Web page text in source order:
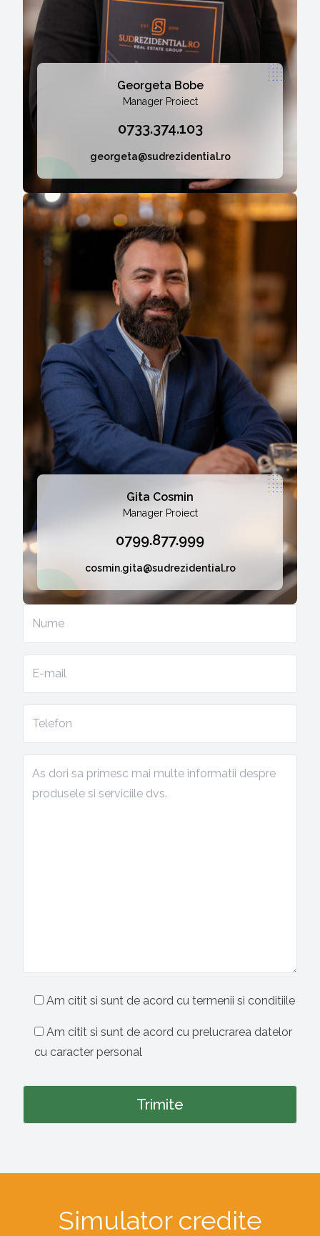
Georgeta Bobe
Manager Proiect
0733.374.103
georgeta@sudrezidential.ro
Gita Cosmin
Manager Proiect
0799.877.999
cosmin.gita@sudrezidential.ro
Am citit si sunt de acord cu termenii si conditiile
Am citit si sunt de acord cu prelucrarea datelor
cu caracter personal
Simulator credite